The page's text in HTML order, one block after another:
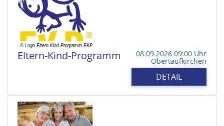
Eltern-Kind-Programm 08.09.2026 09:00 Uhr
Obertaufkirchen
DETAIL